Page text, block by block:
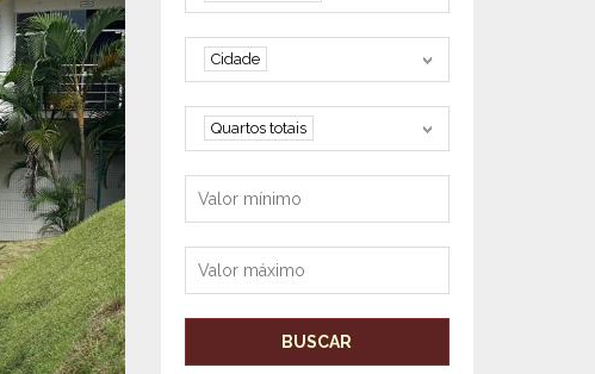
Cidade
Cidade
Quartos
Quartos totais
Valor mínimo
Valor máximo
BUSCAR